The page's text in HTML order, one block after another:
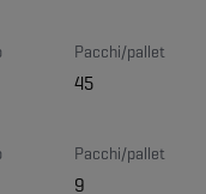
Pacchi/pallet
45
Pacchi/pallet
9